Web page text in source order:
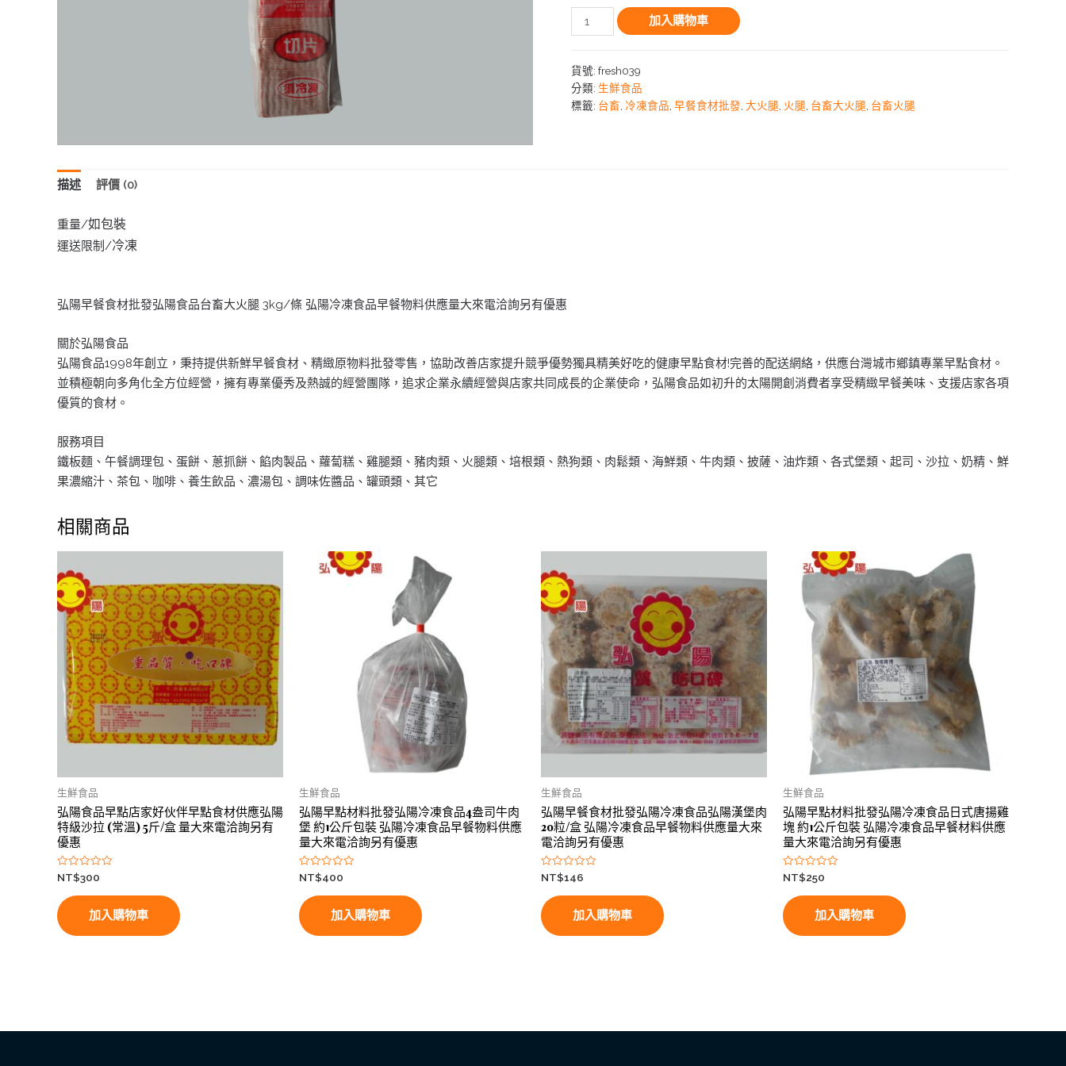
加入購物車
貨號: fresh039
分類: 生鮮食品
標籤: 台畜 冷凍食品 早餐食材批發 大火腿 火腿 台畜大火腿 台畜火腿
描述 評價 (0)
重量/如包裝
運送限制/冷凍
弘陽早餐食材批發弘陽食品台畜大火腿 3kg/條 弘陽冷凍食品早餐物料供應量大來電洽詢另有優惠
關於弘陽食品
弘陽食品1998年創立，秉持提供新鮮早餐食材、精緻原物料批發零售，協助改善店家提升競爭優勢獨具精美好吃的健康早點食材!完善的配送網絡，供應台灣城市鄉鎮專業早點食材。
並積極朝向多角化全方位經營，擁有專業優秀及熱誠的經營團隊，追求企業永續經營與店家共同成長的企業使命，弘陽食品如初升的太陽開創消費者享受精緻早餐美味、支援店家各項
優質的食材。
服務項目
鐵板麵、午餐調理包、蛋餅、蔥抓餅、餡肉製品、蘿蔔糕、雞腿類、豬肉類、火腿類、培根類、熱狗類、肉鬆類、海鮮類、牛肉類、披薩、油炸類、各式堡類、起司、沙拉、奶精、鮮
果濃縮汁、茶包、咖啡、養生飲品、濃湯包、調味佐醬品、罐頭類、其它
相關商品
生鮮食品
弘陽食品早點店家好伙伴早點食材供應弘陽
特級沙拉 (常溫) 5斤/盒 量大來電洽詢另有
優惠
評
分
滿
分
5
NT$300
加入購物車
生鮮食品
弘陽早點材料批發弘陽冷凍食品4盎司牛肉
堡 約1公斤包裝 弘陽冷凍食品早餐物料供應
量大來電洽詢另有優惠
評
分
滿
分
5
NT$400
加入購物車
生鮮食品
弘陽早餐食材批發弘陽冷凍食品弘陽漢堡肉
20粒/盒 弘陽冷凍食品早餐物料供應量大來
電洽詢另有優惠
評
分
滿
分
5
NT$146
加入購物車
生鮮食品
弘陽早點材料批發弘陽冷凍食品日式唐揚雞
塊 約1公斤包裝 弘陽冷凍食品早餐材料供應
量大來電洽詢另有優惠
評
分
滿
分
5
NT$250
加入購物車